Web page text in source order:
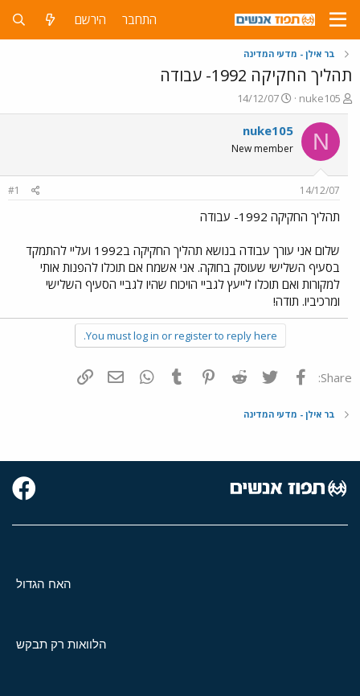
התחבר הירשם
בר אילן - מדעי המדינה
תהליך החקיקה 1992- עבודה
פ
ו
ת
ח
ה
ש
א
nuke105
פ
ו
ר
ס
ם
ר
י
14/12/07
N
nuke105
New member
14/12/07
#1
תהליך החקיקה 1992- עבודה
שלום אני עורך עבודה בנושא תהליך החקיקה ב1992 ועליי להתמקד
בסעיף השלישי שעוסק בחוקה. אני אשמח אם תוכלו להפנות אותי
למקורות ואם תוכלו לייעץ לגביי הויכוח שהיו לגביי הסעיף השלישי
ומרכיביו. תודה!
You must log in or register to reply here.
Share: פייסבוק Twitter
Reddit
Pinterest
Tumblr
WhatsAppדואר אלקטרוני
בר אילן - מדעי המדינה
האח הגדול
הלוואות רק תבקש